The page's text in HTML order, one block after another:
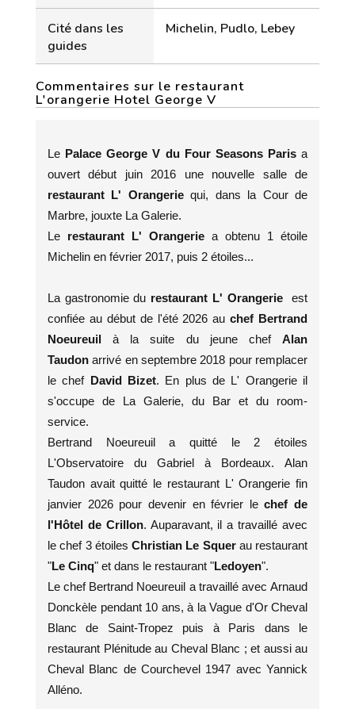
Cité dans les
guides
Michelin, Pudlo, Lebey
Commentaires sur le restaurant
L'orangerie Hotel George V
Le Palace George V du Four Seasons Paris a
ouvert début juin 2016 une nouvelle salle de
restaurant L' Orangeriequi, dans la Cour de
Marbre, jouxte La Galerie.
Le restaurant L' Orangerie a obtenu 1 étoile
Michelin en février 2017, puis 2 étoiles...
La gastronomie du restaurant L' Orangerie
est
confiée au début de l'été 2026 au chef Bertrand
Noeureuil à la suite du jeune chef Alan
Taudon arrivé en septembre 2018 pour remplacer
le chef David Bizet. En plus de L' Orangerie il
s'occupe de La Galerie, du Bar et du room-
service.
Bertrand Noeureuil a quitté le 2 étoiles
L'Observatoire du Gabriel à Bordeaux. Alan
Taudon avait quitté le restaurant L' Orangerie fin
janvier 2026 pour devenir en février lechef de
l'Hôtel de Crillon. Auparavant, il a travaillé avec
le chef 3 étoiles Christian Le Squerau restaurant
"Le Cinq" et dans le restaurant "Ledoyen".
Le chef Bertrand Noeureuil a travaillé avec Arnaud
Donckèle pendant 10 ans, à la Vague d'Or Cheval
Blanc de Saint-Tropez puis à Paris dans le
restaurant Plénitude au Cheval Blanc ; et aussi au
Cheval Blanc de Courchevel 1947 avec Yannick
Alléno.